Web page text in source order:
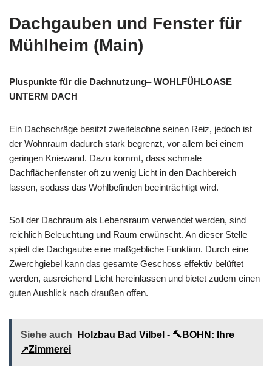
Dachgauben und Fenster für
Mühlheim (Main)
Pluspunkte für die Dachnutzung–WOHLFÜHLOASE
UNTERM DACH
Ein Dachschräge besitzt zweifelsohne seinen Reiz, jedoch ist
der Wohnraum dadurch stark begrenzt, vor allem bei einem
geringen Kniewand. Dazu kommt, dass schmale
Dachflächenfenster oft zu wenig Licht in den Dachbereich
lassen, sodass das Wohlbefinden beeinträchtigt wird.
Soll der Dachraum als Lebensraum verwendet werden, sind
reichlich Beleuchtung und Raum erwünscht. An dieser Stelle
spielt die Dachgaube eine maßgebliche Funktion. Durch eine
Zwerchgiebel kann das gesamte Geschoss effektiv belüftet
werden, ausreichend Licht hereinlassen und bietet zudem einen
guten Ausblick nach draußen offen.
Siehe auch
Holzbau Bad Vilbel - 🔨BOHN: Ihre
↗️Zimmerei